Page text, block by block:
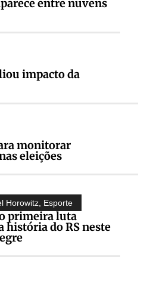
entre nuvens
impacto da
monitorar
eleições
Horowitz Esporte
primeira luta
história do RS neste